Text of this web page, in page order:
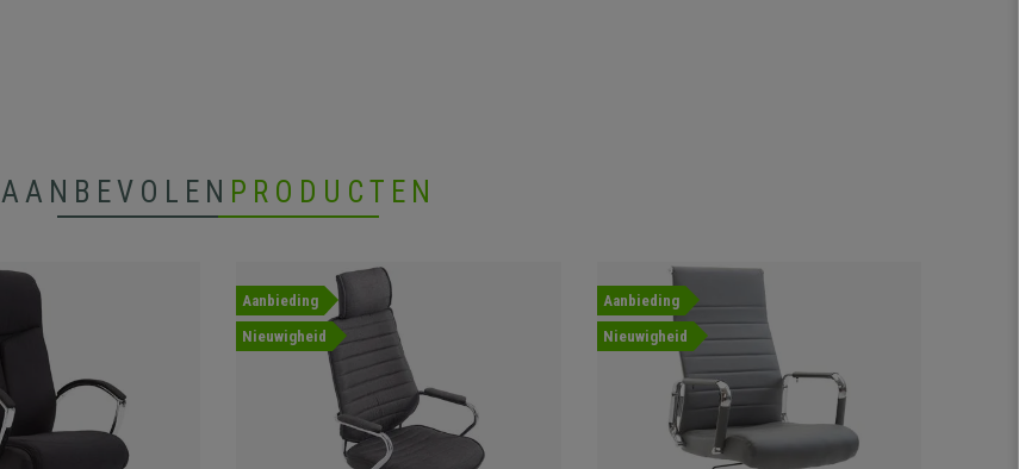
AANBEVOLEN PRODUCTEN
Aanbieding
Nieuwigheid
Aanbieding
Nieuwigheid